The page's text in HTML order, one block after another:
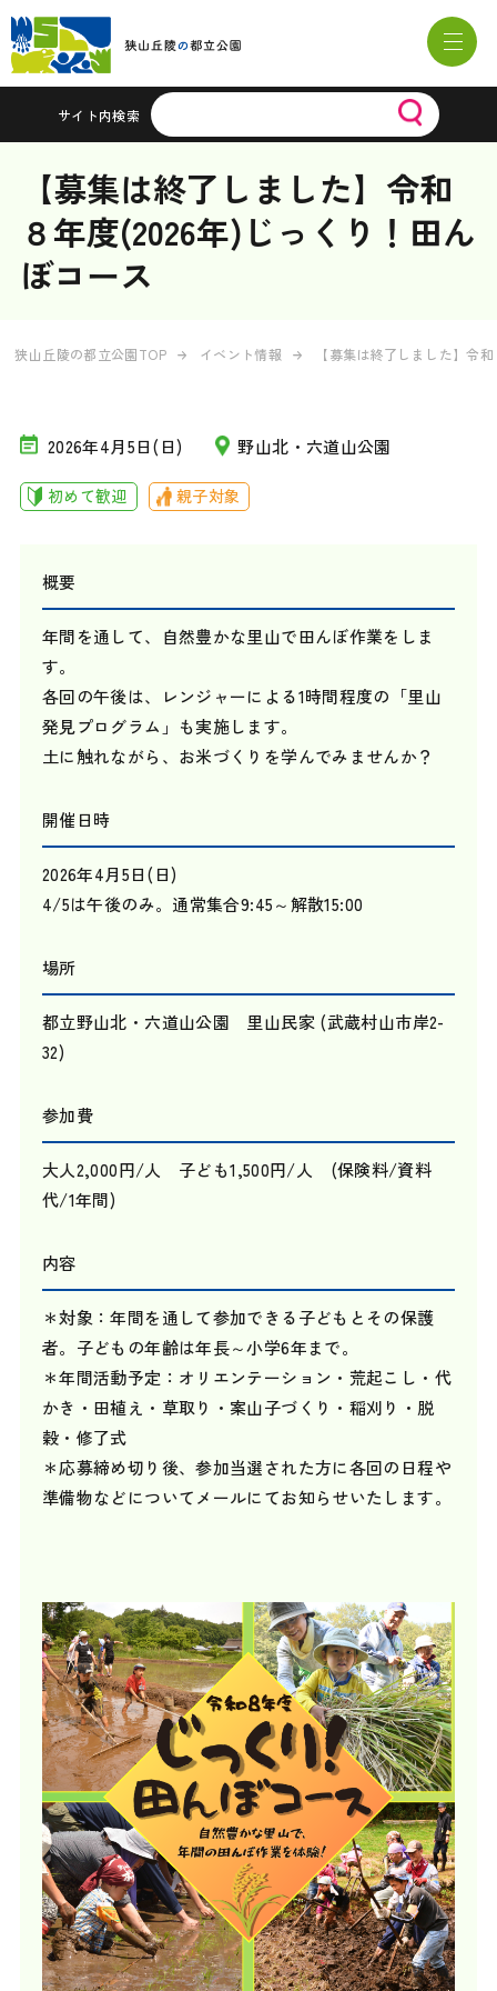
サイト内検索
【募集は終了しました】令和
８年度(2026年)じっくり！田ん
ぼコース
狭山丘陵の都立公園TOP イベント情報 【募集は終了しました】令
2026年4月5日(日) 野山北・六道山公園
初めて歓迎 親子対象
概要
年間を通して、自然豊かな里山で田んぼ作業をしま
す。
各回の午後は、レンジャーによる1時間程度の「里山
発見プログラム」も実施します。
土に触れながら、お米づくりを学んでみませんか？
開催日時
2026年4月5日(日)
4/5は午後のみ。通常集合9:45～解散15:00
場所
都立野山北・六道山公園 里山民家 (武蔵村山市岸2-
32)
参加費
大人2,000円/人 子ども1,500円/人 (保険料/資料
代/1年間)
内容
＊対象：年間を通して参加できる子どもとその保護
者。子どもの年齢は年長～小学6年まで。
＊年間活動予定：オリエンテーション・荒起こし・代
かき・田植え・草取り・案山子づくり・稲刈り・脱
穀・修了式
＊応募締め切り後、参加当選された方に各回の日程や
準備物などについてメールにてお知らせいたします。